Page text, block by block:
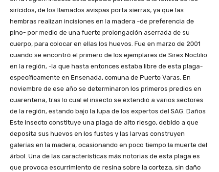
sirícidos, de los llamados avispas porta sierras, ya que las
hembras realizan incisiones en la madera -de preferencia de
pino- por medio de una fuerte prolongación aserrada de su
cuerpo, para colocar en ellas los huevos. Fue en marzo de 2001
cuando se encontró el primero de los ejemplares de Sirex Noctilio
en la región, -la que hasta entonces estaba libre de esta plaga-
específicamente en Ensenada, comuna de Puerto Varas. En
noviembre de ese año se determinaron los primeros predios en
cuarentena, tras lo cual el insecto se extendió a varios sectores
de la región, estando bajo la lupa de los expertos del SAG. Daños
Este insecto constituye una plaga de alto riesgo, debido a que
deposita sus huevos en los fustes y las larvas construyen
galerías en la madera, ocasionando en poco tiempo la muerte del
árbol. Una de las características más notorias de esta plaga es
que provoca escurrimiento de resina sobre la corteza, sin daño